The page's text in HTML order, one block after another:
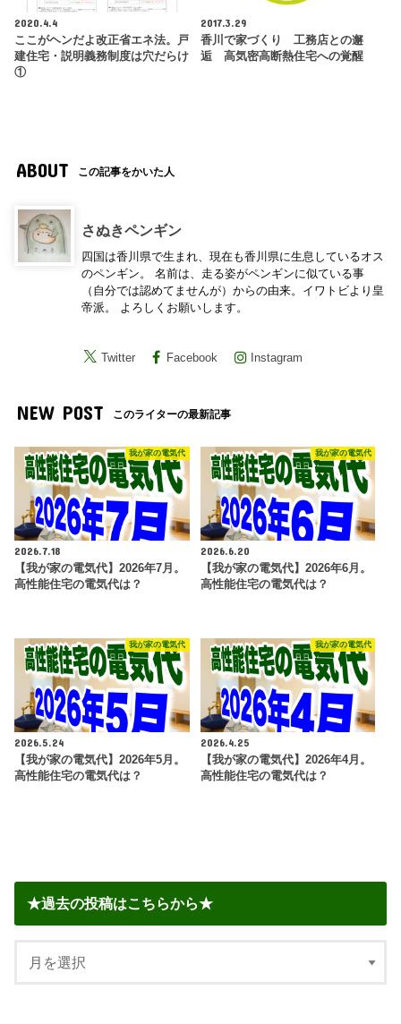
2020.4.4
ここがヘンだよ改正省エネ法。戸
建住宅・説明義務制度は穴だらけ
①
2017.3.29
香川で家づくり 工務店との邂
逅 高気密高断熱住宅への覚醒
ABOUT この記事をかいた人
さぬきペンギン
四国は香川県で生まれ、現在も香川県に生息しているオス
のペンギン。 名前は、走る姿がペンギンに似ている事
（自分では認めてませんが）からの由来。イワトビより皇
帝派。 よろしくお願いします。
Twitter Facebook Instagram
NEW POST このライターの最新記事
我が家の電気代
2026.7.18
【我が家の電気代】2026年7月。
高性能住宅の電気代は？
我が家の電気代
2026.6.20
【我が家の電気代】2026年6月。
高性能住宅の電気代は？
我が家の電気代
2026.5.24
【我が家の電気代】2026年5月。
高性能住宅の電気代は？
我が家の電気代
2026.4.25
【我が家の電気代】2026年4月。
高性能住宅の電気代は？
★過去の投稿はこちらから★